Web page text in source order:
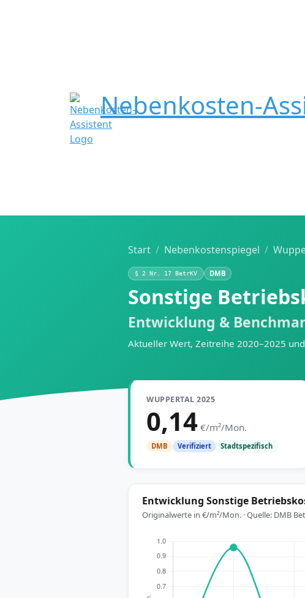
Nebenkosten-
Start Nebenkostenspiegel
§ 2 Nr. 17 BetrKV DMB
Sonstige
Entwicklung &
Aktueller Wert, Zeitreihe 2020–2025
WUPPERTAL 2025
0,14 €/m²/Mon.
DMB Verifiziert Stadtspezifisch
Entwicklung Sonstige
Originalwerte in €/m²/Mon. · Quelle: DMB